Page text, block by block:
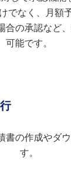
でなく、月額
合の承認など
可能です。
書の作成やダ
す。